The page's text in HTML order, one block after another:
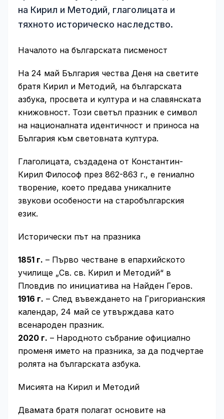
на Кирил и Методий, глаголицата и
тяхното историческо наследство.
Началото на българската писменост
На 24 май България чества Деня на светите
братя Кирил и Методий, на българската
азбука, просвета и култура и на славянската
книжовност. Този светъл празник е символ
на националната идентичност и приноса на
България към световната култура.
Глаголицата, създадена от Константин-
Кирил Философ през 862-863 г., е гениално
творение, което предава уникалните
звукови особености на старобългарския
език.
Исторически път на празника
1851 г. – Първо честване в епархийското
училище „Св. св. Кирил и Методий“ в
Пловдив по инициатива на Найден Геров.
1916 г. – След въвеждането на Григорианския
календар, 24 май се утвърждава като
всенароден празник.
2020 г. – Народното събрание официално
променя името на празника, за да подчертае
ролята на българската азбука.
Мисията на Кирил и Методий
Двамата братя полагат основите на